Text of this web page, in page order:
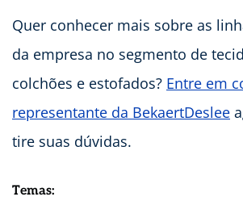
Quer conhecer mais sobre as
da empresa no segmento de
colchões e estofados? Entre em
representante da BekaertDeslee
tire suas dúvidas.
Temas: